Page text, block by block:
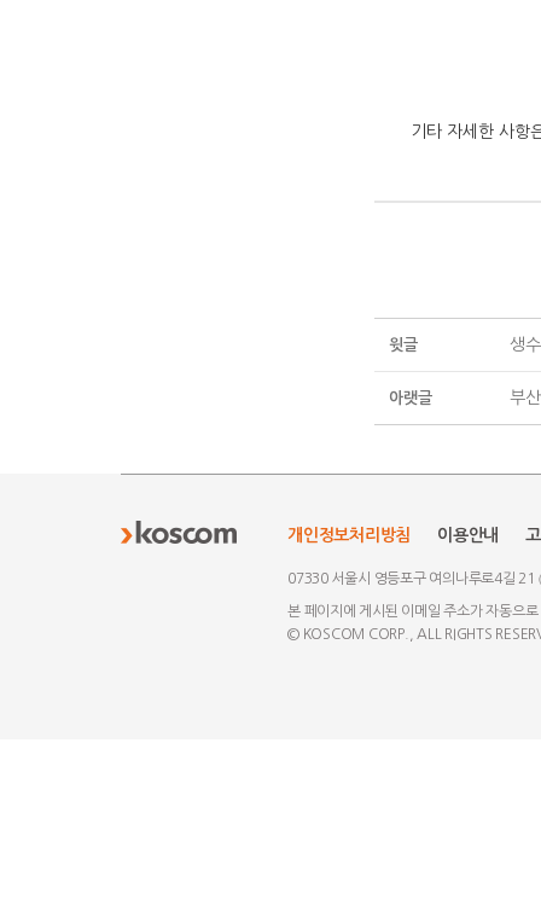
기타 자세한 사항
윗글 생
아랫글 부
개인정보처리방침 이용안내
07330 서울시 영등포구 여의나루로4길 21
본 페이지에 게시된 이메일 주소가 자동으
© KOSCOM CORP., ALL RIGHTS